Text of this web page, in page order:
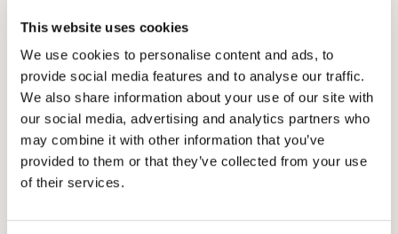
This website uses cookies
We use cookies to personalise content and ads, to
provide social media features and to analyse our traffic.
We also share information about your use of our site with
our social media, advertising and analytics partners who
may combine it with other information that you’ve
provided to them or that they’ve collected from your use
of their services.